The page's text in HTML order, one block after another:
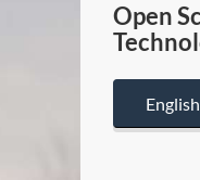
Open
English